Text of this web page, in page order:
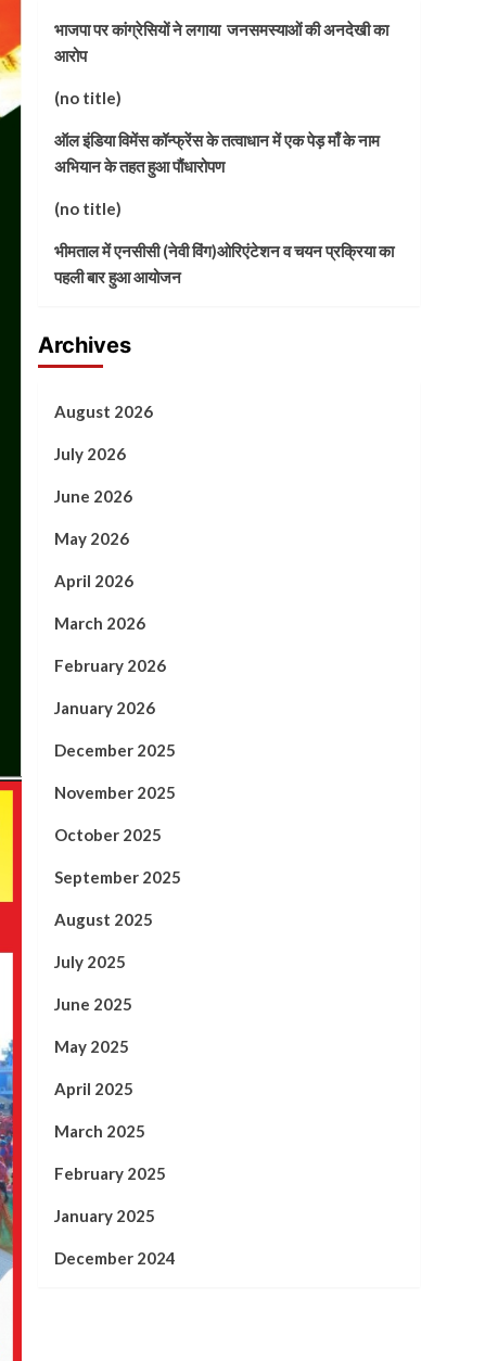
भाजपा पर कांग्रेसियों ने लगाया जनसमस्याओं की अनदेखी का
आरोप
(no title)
ऑल इंडिया विमेंस कॉन्फ्रेंस के तत्वाधान में एक पेड़ माँ के नाम
अभियान के तहत हुआ पौंधारोपण
(no title)
भीमताल में एनसीसी (नेवी विंग)ओरिएंटेशन व चयन प्रक्रिया का
पहली बार हुआ आयोजन
Archives
August 2026
July 2026
June 2026
May 2026
April 2026
March 2026
February 2026
January 2026
December 2025
November 2025
October 2025
September 2025
August 2025
July 2025
June 2025
May 2025
April 2025
March 2025
February 2025
January 2025
December 2024